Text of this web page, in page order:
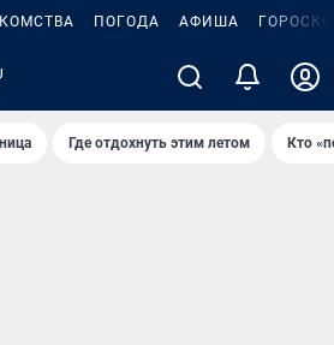
ПОГОДА АФИША
Где отдохнуть этим летом Кто